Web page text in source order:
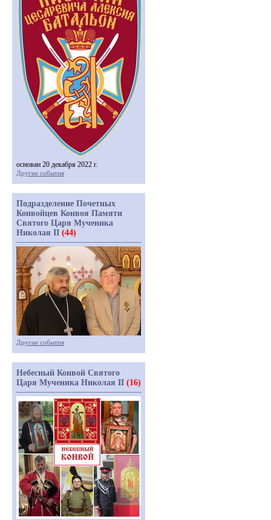
основан 20 декабря 2022 г.
Другие события
Подразделение Почетных
Конвойцев Конвоя Памяти
Святого Царя Мученика
Николая II (44)
Другие события
Небесный Конвой Святого
Царя Мученика Николая II (16)